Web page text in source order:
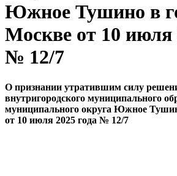
Южное Тушино в
Москве от 10 июля
№ 12/7
О признании утратившим силу
внутригородского муниципального
муниципального округа Южное
от 10 июля 2025 года № 12/7